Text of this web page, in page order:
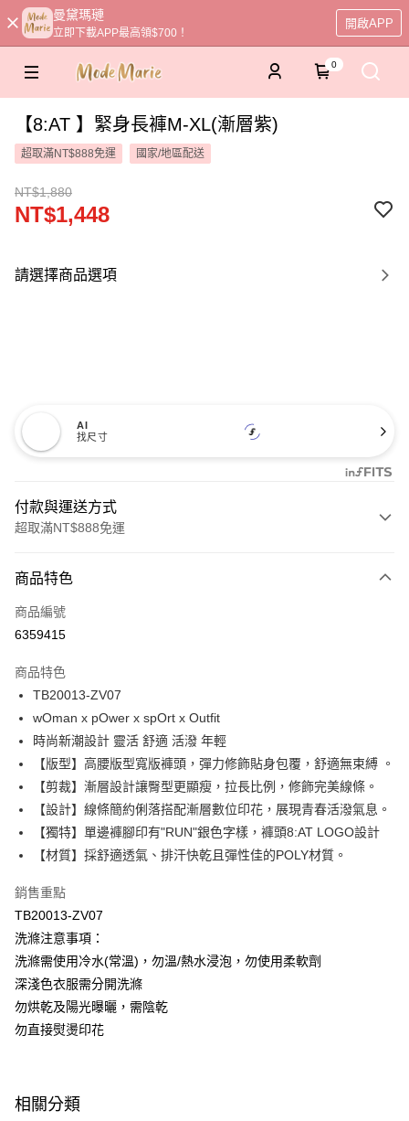
曼黛瑪璉
立即下載APP最高領$700！
開啟APP
0
【8:AT 】緊身長褲M-XL(漸層紫)
超取滿NT$888免運 國家/地區配送
NT$1,880
NT$1,448
請選擇商品選項
AI
找尺寸
付款與運送方式
超取滿NT$888免運
信用卡一次付款
信用卡分期付款
合作金庫商業銀行
華南商業銀行
上海商業儲蓄銀行
國泰世華商業銀行
兆豐國際商業銀行
臺灣中小企業銀行
台中商業銀行
匯豐（台灣）商業銀行
華泰商業銀行
聯邦商業銀行
遠東國際商業銀行
元大商業銀行
永豐商業銀行
玉山商業銀行
星展（台灣）商業銀行
台新國際商業銀行
中國信託商業銀行
LINE Pay
Apple Pay
悠遊付
AFTEE先享後付
【關於「AFTEE先享後付」】
AFTEE先享後付是「在收到商品之後才付款」的支付方式。 讓您購物簡單
便利好安心！
１．簡單：不需註冊會員、不需綁卡、不需儲值。
２．便利：只要手機號碼，簡訊認證，即可結帳。
３．安心：先確認商品／服務後，再付款。
【「AFTEE先享後付」結帳流程】
１．於結帳方式選擇「AFTEE先享後付」後，將跳轉至「AFTEE先享後付」
ATM／網路銀行／等多元方式進行付款，方視為交易完成。
※ 請注意：結帳手續完成當下不需立刻繳費，但若您需要取消訂單，請聯絡
ATM付款
運送方式
全家取貨付款$888免運-以PackAge+配客嘉循環箱包裝寄出
每筆NT$90，滿NT$888(含以上)免運費
萊爾富取貨付款
商品特色
商品編號
6359415
商品特色
TB20013-ZV07
wOman x pOwer x spOrt x Outfit
時尚新潮設計 靈活 舒適 活潑 年輕
【版型】高腰版型寬版褲頭，彈力修飾貼身包覆，舒適無束縛 。
【剪裁】漸層設計讓臀型更顯瘦，拉長比例，修飾完美線條。
【設計】線條簡約俐落搭配漸層數位印花，展現青春活潑氣息。
【獨特】單邊褲腳印有"RUN"銀色字樣，褲頭8:AT LOGO設計
【材質】採舒適透氣、排汗快乾且彈性佳的POLY材質。
銷售重點
TB20013-ZV07
洗滌注意事項：
洗滌需使用冷水(常溫)，勿溫/熱水浸泡，勿使用柔軟劑
深淺色衣服需分開洗滌
勿烘乾及陽光曝曬，需陰乾
勿直接熨燙印花
相關分類